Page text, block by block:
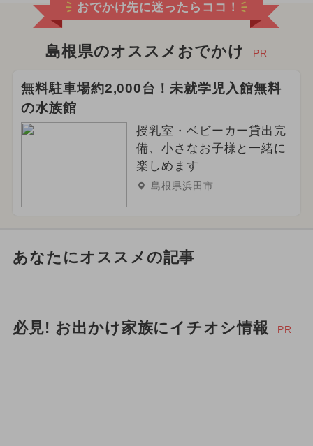
おでかけ先に迷ったらココ！
島根県のオススメおでかけ PR
無料駐車場約2,000台！未就学児入館無料
の水族館
授乳室・ベビーカー貸出完
備、小さなお子様と一緒に
楽しめます
島根県浜田市
あなたにオススメの記事
必見! お出かけ家族にイチオシ情報 PR